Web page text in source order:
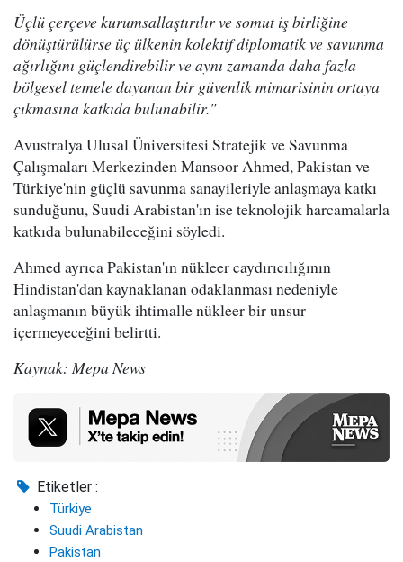
Üçlü çerçeve kurumsallaştırılır ve somut iş birliğine
dönüştürülürse üç ülkenin kolektif diplomatik ve savunma
ağırlığını güçlendirebilir ve aynı zamanda daha fazla
bölgesel temele dayanan bir güvenlik mimarisinin ortaya
çıkmasına katkıda bulunabilir."
Avustralya Ulusal Üniversitesi Stratejik ve Savunma
Çalışmaları Merkezinden Mansoor Ahmed, Pakistan ve
Türkiye'nin güçlü savunma sanayileriyle anlaşmaya katkı
sunduğunu, Suudi Arabistan'ın ise teknolojik harcamalarla
katkıda bulunabileceğini söyledi.
Ahmed ayrıca Pakistan'ın nükleer caydırıcılığının
Hindistan'dan kaynaklanan odaklanması nedeniyle
anlaşmanın büyük ihtimalle nükleer bir unsur
içermeyeceğini belirtti.
Kaynak: Mepa News
Etiketler :
Türkiye
Suudi Arabistan
Pakistan